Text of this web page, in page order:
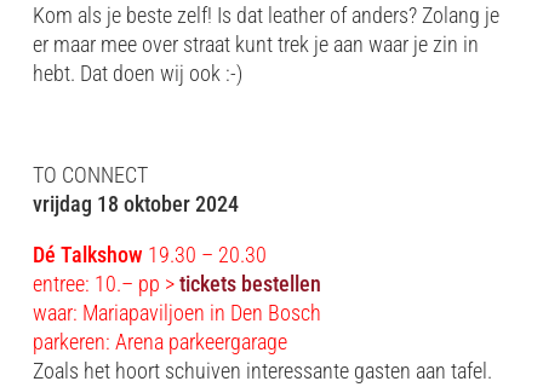
Kom als je beste zelf! Is dat leather of anders? Zolang je
er maar mee over straat kunt trek je aan waar je zin in
hebt. Dat doen wij ook :-)
TO CONNECT
vrijdag 18 oktober 2024
Dé Talkshow 19.30 – 20.30
entree: 10.– pp >tickets bestellen
waar: Mariapaviljoen in Den Bosch
parkeren: Arena parkeergarage
Zoals het hoort schuiven interessante gasten aan tafel.